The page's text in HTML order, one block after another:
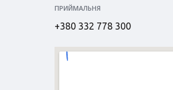
ПРИЙМАЛЬНЯ
+380 332 778 300